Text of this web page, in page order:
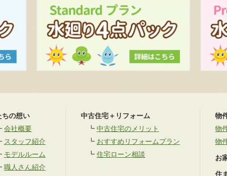
ちの想い
会社概要
スタッフ紹介
モデルルーム
職人さん紹介
中古住宅＋リフォーム
┗ 中古住宅のメリット
┗ おすすめリフォームプラン
┗ 住宅ローン相談
物
物
物
お
住